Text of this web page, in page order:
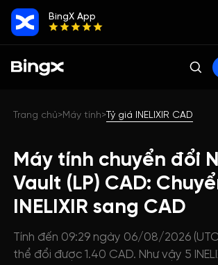
BingX App
Trang chủ>Máy tính>Tỷ giá INELIXIR CAD
Máy tính chuyển đổi
Vault (LP) CAD:
INELIXIR sang CAD
Tính đến 09:29 ngày 06/08/2026
thể đổi được 1.40 CAD. Như vậy 5